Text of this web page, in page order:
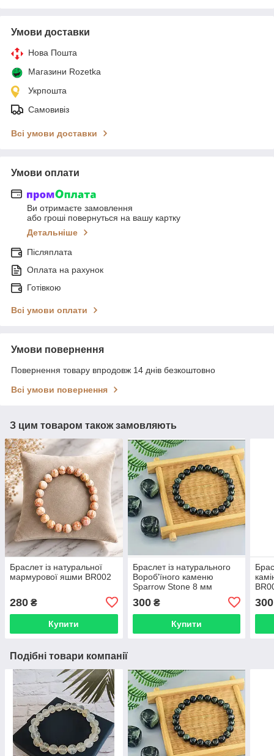
Умови доставки
Нова Пошта
Магазини Rozetka
Укрпошта
Самовивіз
Всі умови доставки
Умови оплати
Ви отримаєте замовлення
або гроші повернуться на вашу картку
Детальніше
Післяплата
Оплата на рахунок
Готівкою
Всі умови оплати
Умови повернення
Повернення товару впродовж 14 днів безкоштовно
Всі умови повернення
З цим товаром також замовляють
Браслет із натуральної
мармурової яшми BR002
280 ₴
Купити
Браслет із натурального
Вороб'їного каменю
Sparrow Stone 8 мм
300₴
Купити
300
Подібні товари компанії